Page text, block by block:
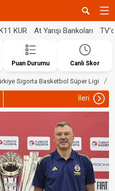
KUR At Yarışı Bankoları
Puan Durumu Canlı Skor
Sigorta Basketbol Süper Ligi
İleri